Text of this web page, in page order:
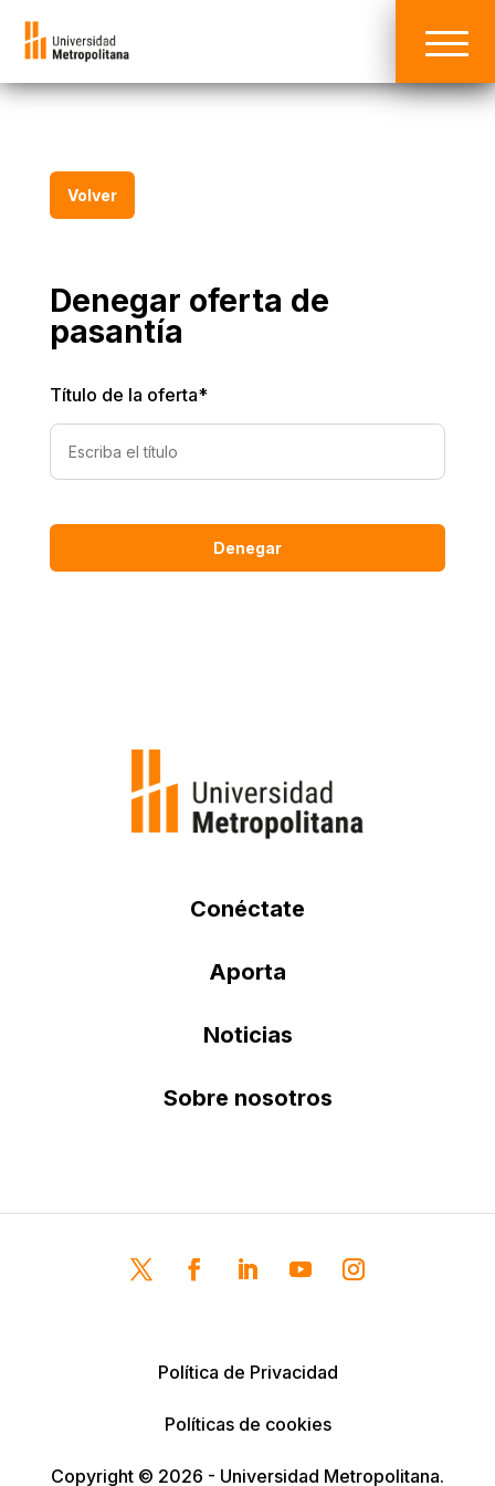
Volver
Denegar oferta de
pasantía
Título de la oferta*
Denegar
Conéctate
Aporta
Noticias
Sobre nosotros
Política de Privacidad
Políticas de cookies
Copyright © 2026 - Universidad Metropolitana.